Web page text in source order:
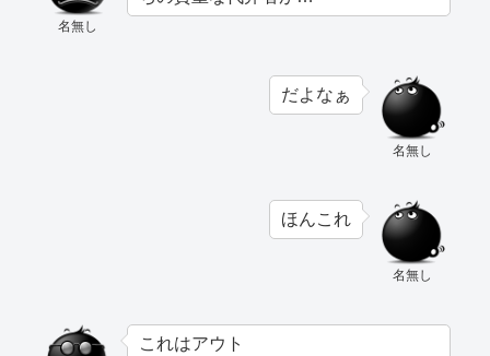
名無し
名無し
だよなぁ
名無し
ほんこれ
これはアウト